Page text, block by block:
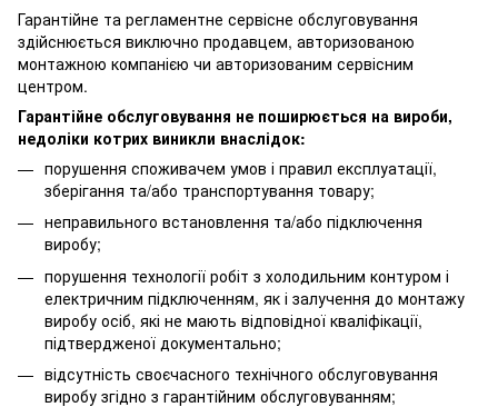
Гарантійне та регламентне сервісне обслуговування
здійснюється виключно продавцем, авторизованою
монтажною компанією чи авторизованим сервісним
центром.
Гарантійне обслуговування не поширюється на вироби,
недоліки котрих виникли внаслідок:
порушення споживачем умов і правил експлуатації,
зберігання та/або транспортування товару;
неправильного встановлення та/або підключення
виробу;
порушення технології робіт з холодильним контуром і
електричним підключенням, як і залучення до монтажу
виробу осіб, які не мають відповідної кваліфікації,
підтвердженої документально;
відсутність своєчасного технічного обслуговування
виробу згідно з гарантійним обслуговуванням;